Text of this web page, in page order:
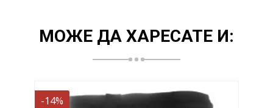
МОЖЕ ДА ХАРЕСАТЕ И:
-14%